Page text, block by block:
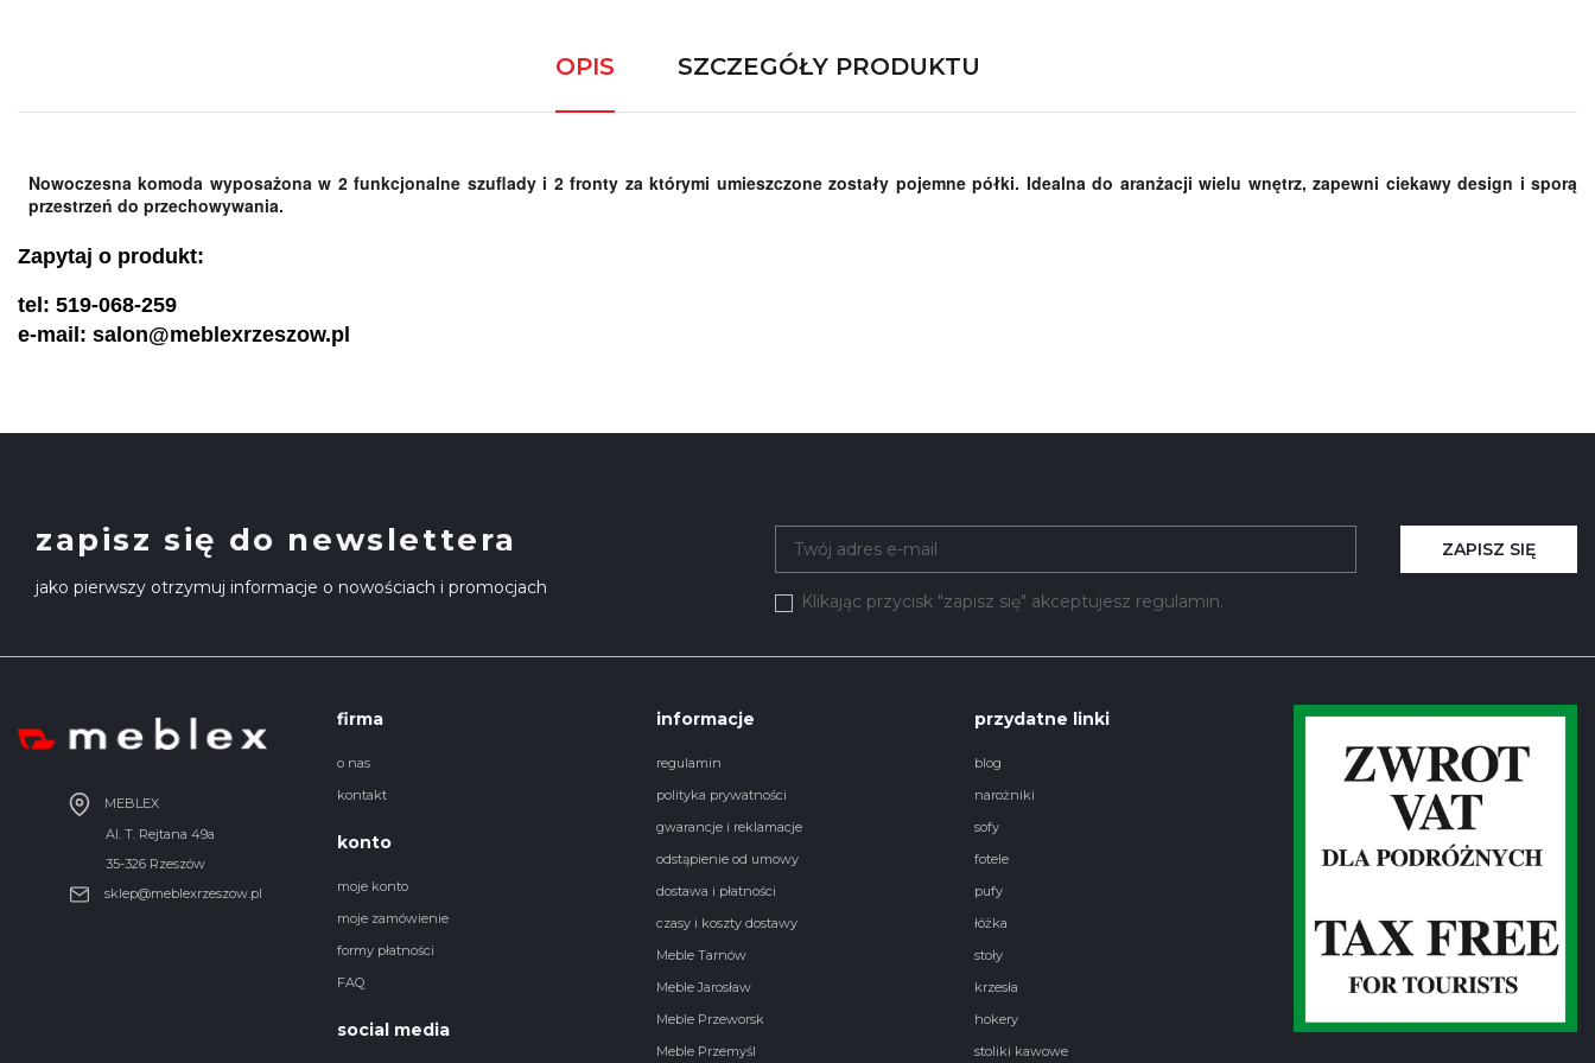
OPIS SZCZEGÓŁY PRODUKTU
Nowoczesna komoda wyposażona w 2 funkcjonalne szuflady i 2 fronty za którymi umieszczone zostały pojemne półki. Idealna do aranżacji wielu wnętrz, zapewni ciekawy design i sporą
przestrzeń do przechowywania.
Zapytaj o produkt:
tel: 519-068-259
e-mail: salon@meblexrzeszow.pl
zapisz się do newslettera
jako pierwszy otrzymuj informacje o nowościach i promocjach
Klikając przycisk "zapisz się" akceptujesz regulamin.
ZAPISZ SIĘ
MEBLEX
Al. T. Rejtana 49a
35-326 Rzeszów
sklep@meblexrzeszow.pl
firma
o nas
kontakt
konto
moje konto
moje zamówienie
formy płatności
FAQ
social media
informacje
regulamin
polityka prywatności
gwarancje i reklamacje
odstąpienie od umowy
dostawa i płatności
czasy i koszty dostawy
Meble Tarnów
Meble Jarosław
Meble Przeworsk
Meble Przemyśl
przydatne linki
blog
narożniki
sofy
fotele
pufy
łóżka
stoły
krzesła
hokery
stoliki kawowe